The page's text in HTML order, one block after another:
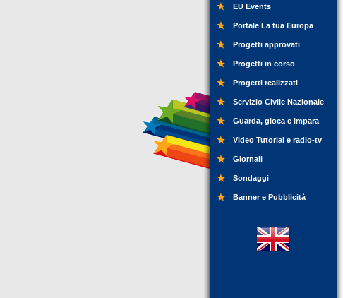
EU Events
Portale La tua Europa
Progetti approvati
Progetti in corso
Progetti realizzati
Servizio Civile Nazionale
Guarda, gioca e impara
Video Tutorial e radio-tv
Giornali
Sondaggi
Banner e Pubblicità